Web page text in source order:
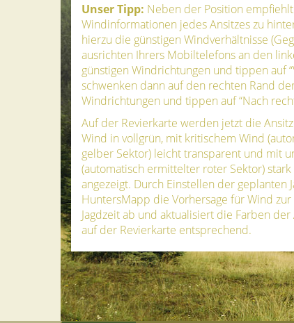
Unser Tipp: Neben der Position
Windinformationen jedes Ansitzes zu
hierzu die günstigen Windverhältnisse
ausrichten Ihrers Mobiltelefons an den
günstigen Windrichtungen und tippen auf
schwenken dann auf den rechten Rand
Windrichtungen und tippen auf “Nach
Auf der Revierkarte werden jetzt die
Wind in vollgrün, mit kritischem Wind
gelber Sektor) leicht transparent und mit
(automatisch ermittelter roter Sektor)
angezeigt. Durch Einstellen der geplanten
HuntersMapp die Vorhersage für Wind
Jagdzeit ab und aktualisiert die Farben
auf der Revierkarte entsprechend.